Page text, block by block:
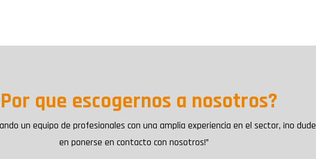
que escogernos a nosotros?
un equipo de profesionales con una amplia experiencia en el sector, ¡no dude
en ponerse en contacto con nosotros!”